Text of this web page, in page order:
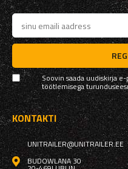
Soovin saada uudiskirja
töötlemisega
KONTAKTI
UNITRAILER@UNITRAILER.EE
BUDOWLANA 30